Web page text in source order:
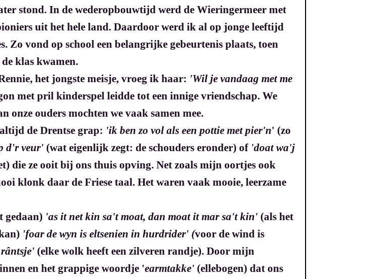
stond. In de wederopbouwtijd werd de Wieringermeer met
uit het hele land. Daardoor werd ik al op jonge leeftijd
Zo vond op school een belangrijke gebeurtenis plaats, toen
klas kwamen.
het jongste meisje, vroeg ik haar: 'Wil je vandaag met me
met pril kinderspel leidde tot een innige vriendschap. We
ouders mochten we vaak samen mee.
de Drentse grap: 'ik ben zo vol als een pottie met pier'n' (zo
d'r veur' (wat eigenlijk zegt: de schouders eronder) of 'doat wa'j
die ze ooit bij ons thuis opving. Net zoals mijn oortjes ook
klonk daar de Friese taal. Het waren vaak mooie, leerzame
gedaan) 'as it net kin sa't moat, dan moat it mar sa't kin' (als het
'foar de wyn is eltsenien in hurdrider' (voor de wind is
(elke wolk heeft een zilveren randje). Door mijn
en het grappige woordje 'earmtakke' (ellebogen) dat ons